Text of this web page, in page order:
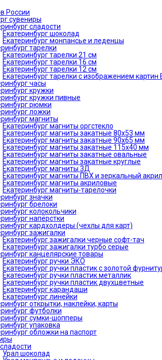
России
сувениры
сладости
Екатеринбург шоколад
Екатеринбург монпансье и леденцы
тарелки
Екатеринбург тарелки 21 см
Екатеринбург тарелки 16 см
Екатеринбург тарелки 12 см
Екатеринбург тарелки с изображением картин
часы
кружки
кружки пивные
рюмки
ложки
магниты
Екатеринбург магниты оргстекло
Екатеринбург магниты закатные 80х53 мм
Екатеринбург магниты закатные 90х65 мм
Екатеринбург магниты закатные 115х40 мм
Екатеринбург магниты закатные овальные
Екатеринбург магниты закатные круглые
Екатеринбург магниты 3Д
Екатеринбург магниты ПВХ и зеркальный акрил
Екатеринбург магниты акриловые
Екатеринбург магниты-тарелочки
значки
брелоки
колокольчики
напёрстки
кардхолдеры (чехлы для карт)
зажигалки
Екатеринбург зажигалки черные софт-тач
Екатеринбург зажигалки турбо серые
канцелярские товары
Екатеринбург ручки ЭКО
Екатеринбург ручки пластик с золотой
Екатеринбург ручки пластик металлик
Екатеринбург ручки пластик двухцветные
Екатеринбург карандаши
Екатеринбург линейки
открытки, наклейки, карты
футболки
сумки-шопперы
упаковка
обложки на паспорт
Урал шоколад